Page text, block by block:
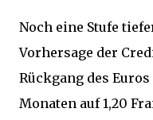
Noch eine Stufe
Vorhersage der
Rückgang des
Monaten auf 1,20